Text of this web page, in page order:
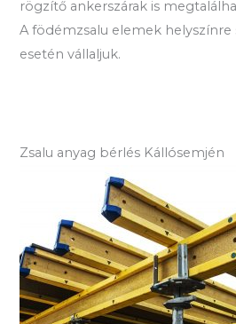
rögzítő ankerszárak is
A födémzsalu elemek helyszínre
esetén vállaljuk.
Zsalu anyag bérlés Kállósemjén